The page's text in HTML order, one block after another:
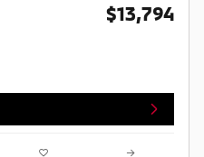
$13,794